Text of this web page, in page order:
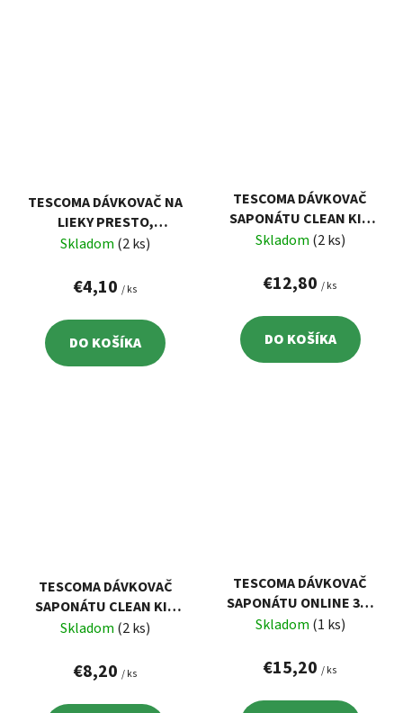
TESCOMA DÁVKOVAČ NA
LIEKY PRESTO,
ORANŽOVÁ
Skladom (2 ks)
€4,10 / ks
DO KOŠÍKA
TESCOMA DÁVKOVAČ
SAPONÁTU CLEAN KIT
350 ML, S MIESTOM PRE
Skladom (2 ks)
€12,80 / ks
DO KOŠÍKA
TESCOMA DÁVKOVAČ
SAPONÁTU CLEAN KIT
400 ML
Skladom (2 ks)
€8,20 / ks
TESCOMA DÁVKOVAČ
SAPONÁTU ONLINE 350
ML
Skladom (1 ks)
€15,20 / ks